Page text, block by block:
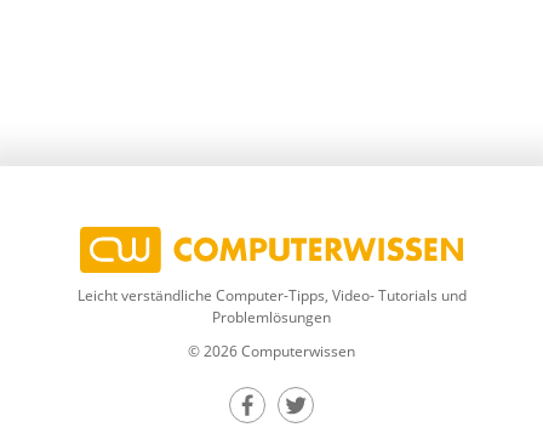
Leicht verständliche Computer-Tipps, Video- Tutorials und
Problemlösungen
© 2026 Computerwissen
Teilen auf Facebook
Teilen auf Twitter